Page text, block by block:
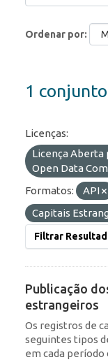
Ordenar por
1
Licenças:
Licença Aberta
Open Data
Formatos:
API
Capitais
Filtrar
Publicação
estrangeiros
Os registros de
seguintes tipos
em cada